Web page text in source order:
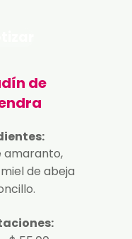
de
amaranto,
de abeja